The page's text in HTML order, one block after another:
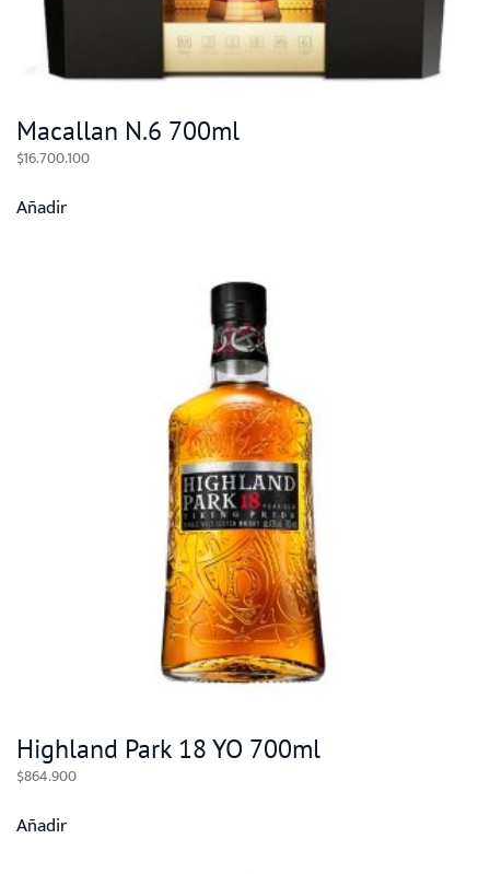
Macallan N.6 700ml
$16.700.100
Añadir
Highland Park 18 YO 700ml
$864.900
Añadir